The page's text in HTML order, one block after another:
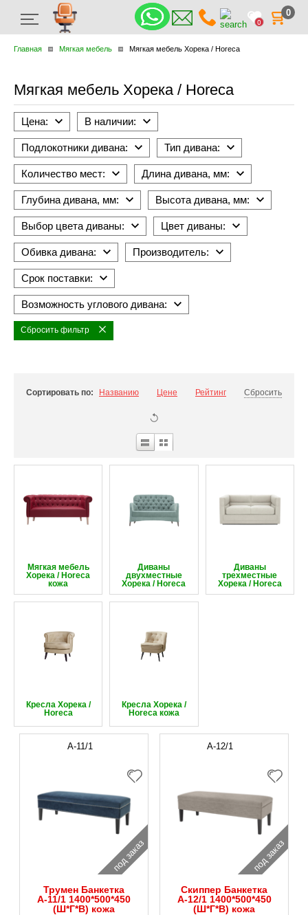
0
0
Главная Мягкая мебель Мягкая мебель Хорека / Horeca
Мягкая мебель Хорека / Horeca
Цена: В наличии:
Подлокотники дивана: Тип дивана:
Количество мест: Длина дивана, мм:
Глубина дивана, мм: Высота дивана, мм:
Выбор цвета диваны: Цвет диваны:
Обивка дивана: Производитель:
Срок поставки:
Возможность углового дивана:
Сбросить фильтр
Сортировать по: Названию Цене Рейтинг Сбросить
Мягкая мебель
Хорека / Horeca
кожа
Диваны
двухместные
Хорека / Horeca
Диваны
трехместные
Хорека / Horeca
Кресла Хорека /
Horeca
Кресла Хорека /
Horeca кожа
А-11/1
под заказ
Трумен Банкетка
А-11/1 1400*500*450
(Ш*Г*В) кожа
А-12/1
под заказ
Скиппер Банкетка
А-12/1 1400*500*450
(Ш*Г*В) кожа